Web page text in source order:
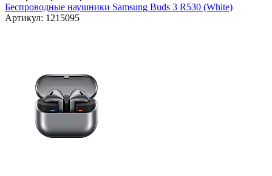
Беспроводные наушники Samsung Buds 3 R530 (White)
Артикул: 1215095